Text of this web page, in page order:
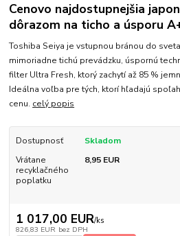
Cenovo najdostupnejšia
dôrazom na ticho a úsporu
Toshiba Seiya je vstupnou bránou do
mimoriadne tichú prevádzku, úspornú
filter Ultra Fresh, ktorý zachytí až 85 %
Ideálna voľba pre tých, ktorí hľadajú
cenu. celý popis
Dostupnosť
Skladom
Vrátane
recyklačného
poplatku
8,95 EUR
1 017,00 EUR/ks
826,83 EUR bez DPH